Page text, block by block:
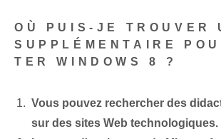
OÙ PUIS-JE TROUVER
SUPPLÉMENTAIRE
TER WINDOWS 8 ?
Vous pouvez rechercher des
sur des sites Web technologiques.